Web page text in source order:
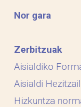
Nor gara
Zerbitzuak
Aisialdiko
Aisialdi
Hizkuntza